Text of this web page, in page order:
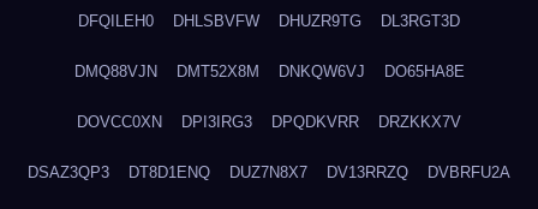
DFQILEH0 DHLSBVFW DHUZR9TG DL3RGT3D
DMQ88VJN DMT52X8M DNKQW6VJ DO65HA8E
DOVCC0XN DPI3IRG3 DPQDKVRR DRZKKX7V
DSAZ3QP3 DT8D1ENQ DUZ7N8X7 DV13RRZQ DVBRFU2A